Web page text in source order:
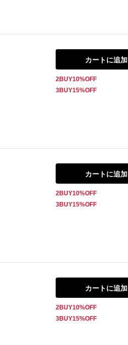
カートに追加
2BUY10%OFF
3BUY15%OFF
カートに追加
2BUY10%OFF
3BUY15%OFF
カートに追加
2BUY10%OFF
3BUY15%OFF